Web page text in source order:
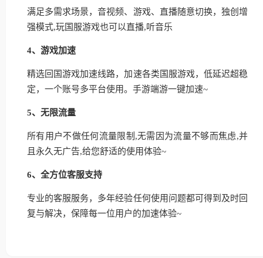
满足多需求场景，音视频、游戏、直播随意切换，独创增
强模式,玩国服游戏也可以直播,听音乐
4、游戏加速
精选回国游戏加速线路，加速各类国服游戏，低延迟超稳
定，一个账号多平台使用。手游端游一键加速~
5、无限流量
所有用户不做任何流量限制,无需因为流量不够而焦虑,并
且永久无广告,给您舒适的使用体验~
6、全方位客服支持
专业的客服服务，多年经验任何使用问题都可得到及时回
复与解决，保障每一位用户的加速体验~